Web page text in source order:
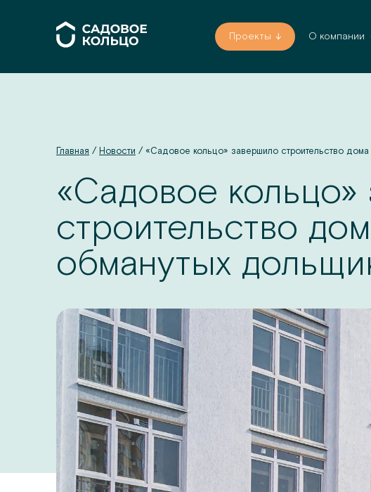
Проекты О компании
Главная / Новости / «Садовое кольцо» завершило строительство
«Садовое
строительство
обманутых